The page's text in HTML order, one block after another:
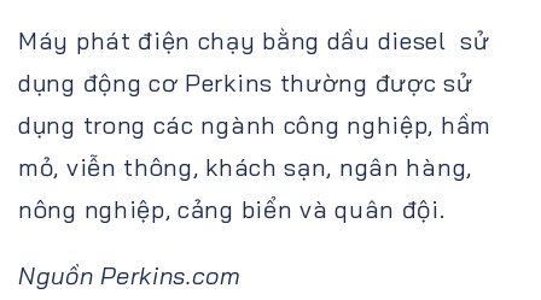
Máy phát điện chạy bằng dầu diesel sử
dụng động cơ Perkins thường được sử
dụng trong các ngành công nghiệp, hầm
mỏ, viễn thông, khách sạn, ngân hàng,
nông nghiệp, cảng biển và quân đội.
Nguồn Perkins.com